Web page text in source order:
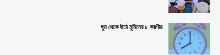
ঘুম থেকে উঠে মুমিনের ৮ করণীয়